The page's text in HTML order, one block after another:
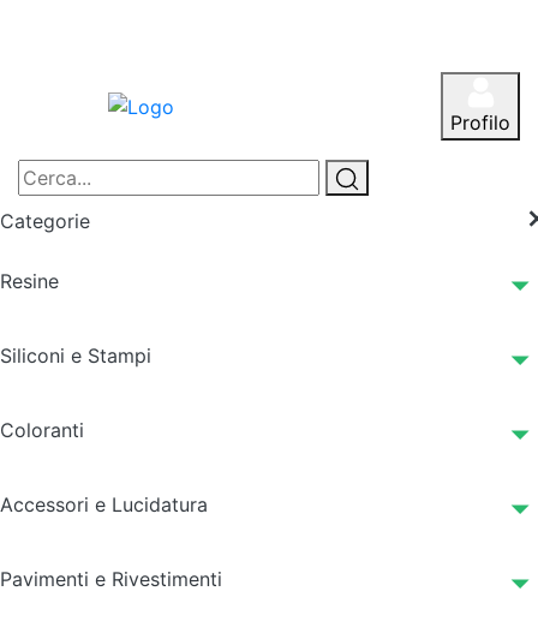
Profilo
Categorie
Resine
Siliconi e Stampi
Coloranti
Accessori e Lucidatura
Pavimenti e Rivestimenti